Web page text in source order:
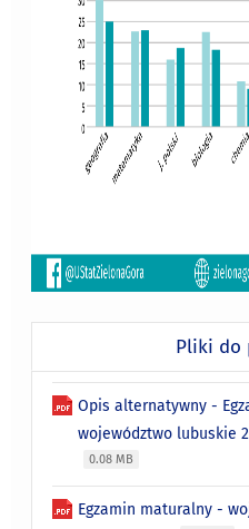
Pliki do
Opis alternatywny -
województwo lubuskie
0.08 MB
Egzamin maturalny -